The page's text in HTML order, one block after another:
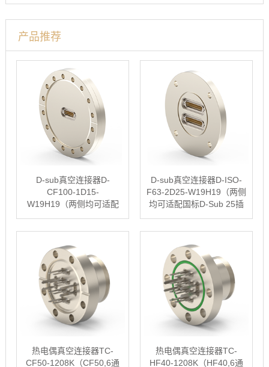
产品推荐
D-sub真空连接器D-
CF100-1D15-
W19H19（两侧均可适配
D-sub真空连接器D-ISO-
F63-2D25-W19H19（两侧
均可适配国标D-Sub 25插
热电偶真空连接器TC-
CF50-1208K（CF50,6通
热电偶真空连接器TC-
HF40-1208K（HF40,6通